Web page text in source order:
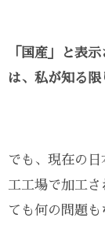
「国産」と表
は、私が知る
でも、現在の
工工場で加工
ても何の問題も